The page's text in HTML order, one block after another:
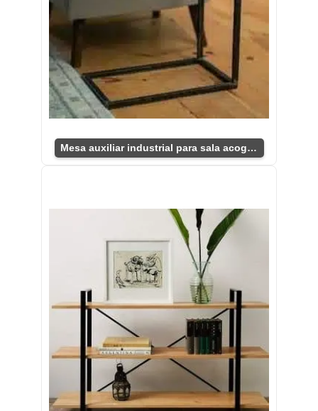
Mesa auxiliar industrial para sala acogedora